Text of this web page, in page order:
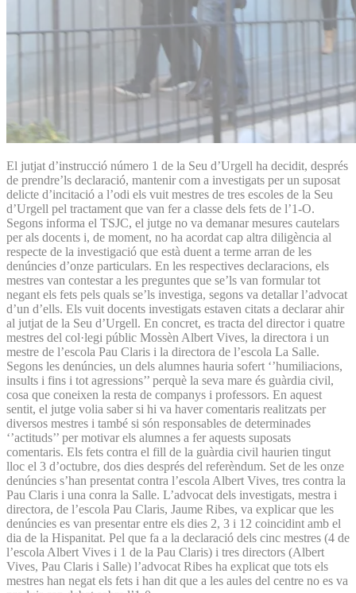
El jutjat d’instrucció número 1 de la Seu d’Urgell ha decidit, després
de prendre’ls declaració, mantenir com a investigats per un suposat
delicte d’incitació a l’odi els vuit mestres de tres escoles de la Seu
d’Urgell pel tractament que van fer a classe dels fets de l’1-O.
Segons informa el TSJC, el jutge no va demanar mesures cautelars
per als docents i, de moment, no ha acordat cap altra diligència al
respecte de la investigació que està duent a terme arran de les
denúncies d’onze particulars. En les respectives declaracions, els
mestres van contestar a les preguntes que se’ls van formular tot
negant els fets pels quals se’ls investiga, segons va detallar l’advocat
d’un d’ells. Els vuit docents investigats estaven citats a declarar ahir
al jutjat de la Seu d’Urgell. En concret, es tracta del director i quatre
mestres del col·legi públic Mossèn Albert Vives, la directora i un
mestre de l’escola Pau Claris i la directora de l’escola La Salle.
Segons les denúncies, un dels alumnes hauria sofert ‘’humiliacions,
insults i fins i tot agressions’’ perquè la seva mare és guàrdia civil,
cosa que coneixen la resta de companys i professors. En aquest
sentit, el jutge volia saber si hi va haver comentaris realitzats per
diversos mestres i també si són responsables de determinades
‘’actituds’’ per motivar els alumnes a fer aquests suposats
comentaris. Els fets contra el fill de la guàrdia civil haurien tingut
lloc el 3 d’octubre, dos dies després del referèndum. Set de les onze
denúncies s’han presentat contra l’escola Albert Vives, tres contra la
Pau Claris i una conra la Salle. L’advocat dels investigats, mestra i
directora, de l’escola Pau Claris, Jaume Ribes, va explicar que les
denúncies es van presentar entre els dies 2, 3 i 12 coincidint amb el
dia de la Hispanitat. Pel que fa a la declaració dels cinc mestres (4 de
l’escola Albert Vives i 1 de la Pau Claris) i tres directors (Albert
Vives, Pau Claris i Salle) l’advocat Ribes ha explicat que tots els
mestres han negat els fets i han dit que a les aules del centre no es va